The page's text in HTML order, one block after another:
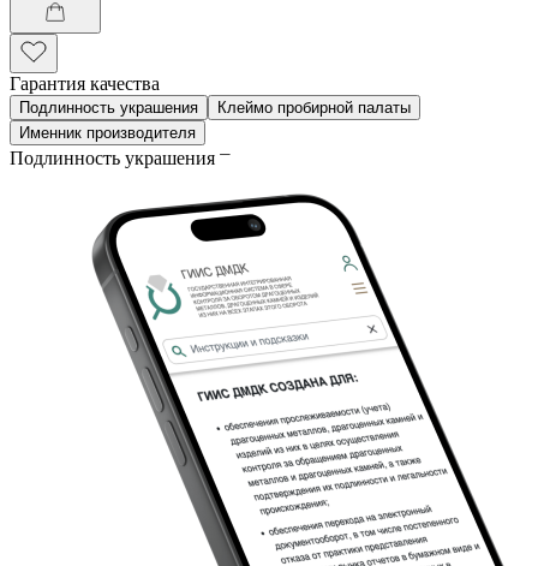
Гарантия качества
Подлинность украшения
Клеймо пробирной палаты
Именник производителя
Подлинность украшения